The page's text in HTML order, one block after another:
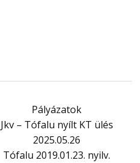
Pályázatok
Jkv – Tófalu nyílt KT ülés
2025.05.26
Tófalu 2019.01.23. nyilv.